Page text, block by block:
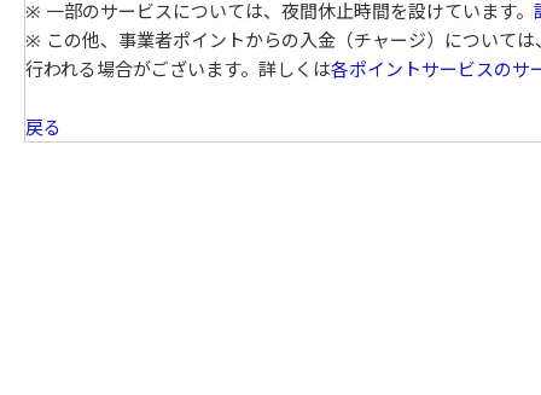
※ 一部のサービスについては、夜間休止時間を設けています。
※ この他、事業者ポイントからの入金（チャージ）について
行われる場合がございます。詳しくは各ポイントサービスのサ
戻る